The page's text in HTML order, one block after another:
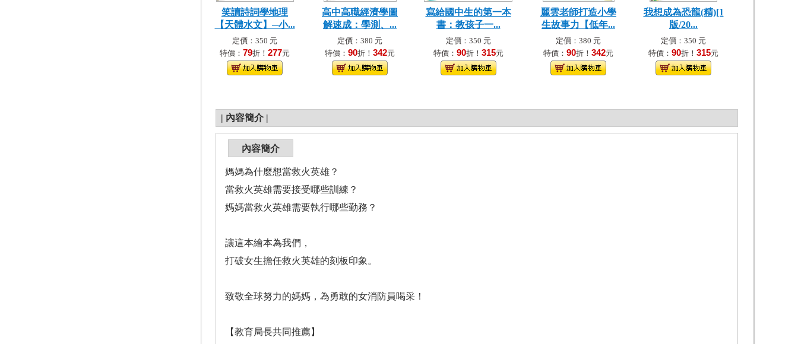
笑讀詩詞學地理
【天體水文】─小...
定價：350 元
特價： 79折！ 277元
高中高職經濟學圖
解速成：學測、...
定價：380 元
特價： 90折！ 342元
寫給國中生的第一本
書：教孩子一...
定價：350 元
特價： 90折！ 315元
麗雲老師打造小學
生故事力【低年...
定價：380 元
特價： 90折！ 342元
我想成為恐龍(精)[1
版/20...
定價：350 元
特價： 90折！ 315元
| 內容簡介 |
內容簡介
媽媽為什麼想當救火英雄？
當救火英雄需要接受哪些訓練？
媽媽當救火英雄需要執行哪些勤務？
讓這本繪本為我們，
打破女生擔任救火英雄的刻板印象。
致敬全球努力的媽媽，為勇敢的女消防員喝采！
【教育局長共同推薦】